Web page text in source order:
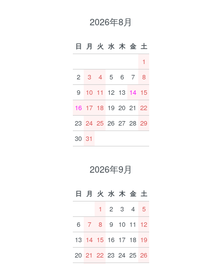
2026年8月
日 月 火 水 木 金 土
1
2
3 4 5 6 7
8
9
10 11 12 13 14 15
16 17 18 19 20 21 22
23 24 25 26 27 28 29
30 31
2026年9月
日 月 火 水 木 金 土
1
2 3 4
5
6
7 8 9 10 11 12
13 14 15 16 17 18 19
20 21 22 23 24 25 26